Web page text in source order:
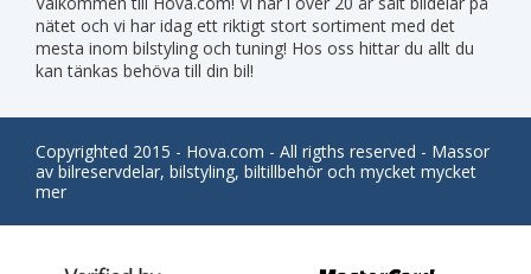
nätet och vi har idag ett riktigt stort sortiment med det
mesta inom bilstyling och tuning! Hos oss hittar du allt du
kan tänkas behöva till din bil!
Copyrighted 2015 - Hova.com - All rigths reserved - Massor
av bilreservdelar, bilstyling, biltillbehör och mycket mycket
mer